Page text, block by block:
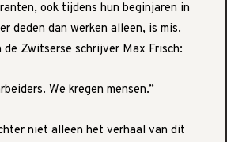
ook tijdens hun beginjaren in
deden dan werken alleen, is mis.
de Zwitserse schrijver Max Frisch:
We kregen mensen.”
niet alleen het verhaal van dit